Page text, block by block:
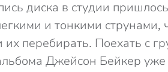
диска в студии
и тонкими
перебирать. Поехать с
Джейсон Бейкер